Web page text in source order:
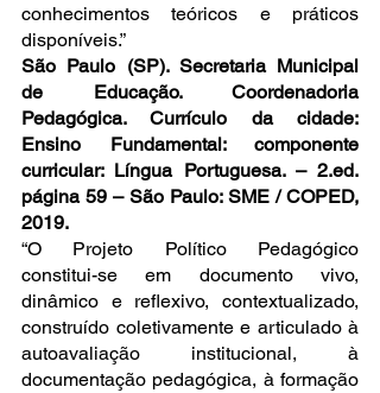
conhecimentos teóricos e práticos
disponíveis.”
São Paulo (SP). Secretaria Municipal
de Educação. Coordenadoria
Pedagógica. Currículo da cidade:
Ensino Fundamental: componente
curricular: Língua Portuguesa. – 2.ed.
página 59 – São Paulo: SME / COPED,
2019.
“O Projeto Político Pedagógico
constitui-se em documento vivo,
dinâmico e reflexivo, contextualizado,
construído coletivamente e articulado à
autoavaliação institucional, à
documentação pedagógica, à formação